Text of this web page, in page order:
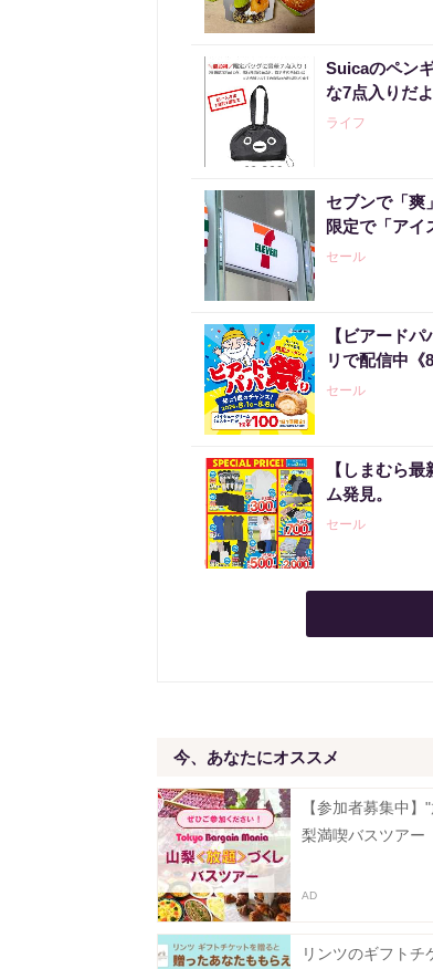
Suicaのペン
な7点入りだよ
ライフ
セブンで「爽
限定で「アイ
セール
【ビアード
リで配信中《
セール
【しまむら
ム発見。
セール
今、あなたにオススメ
【参加者募集中
梨満喫バスツアー
リンツのギフトチ